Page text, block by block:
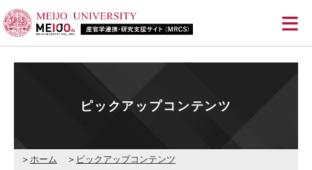
≡
ピックアップコンテンツ
ホーム
ピックアップコンテンツ